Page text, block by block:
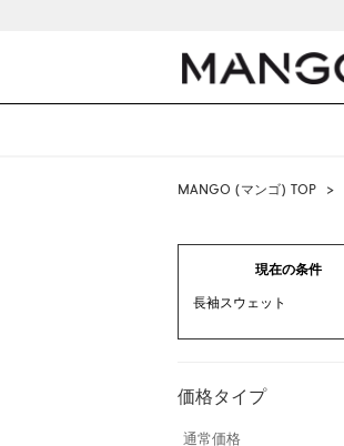
MANGO (マンゴ) TOP >
現在の条件
長袖スウェット
価格タイプ
通常価格